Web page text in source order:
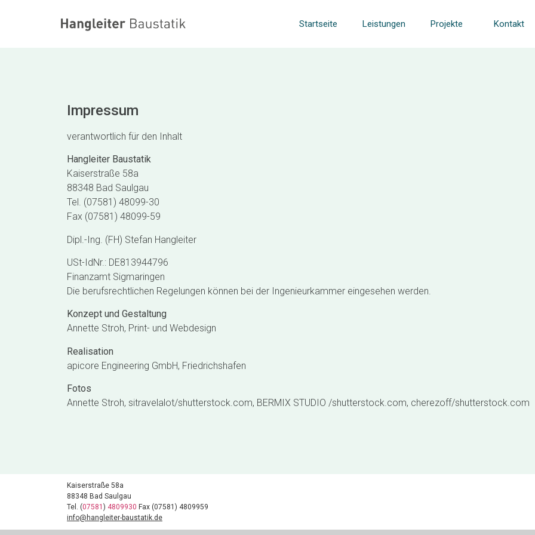
Startseite Leistungen Projekte Kontakt
Impressum
verantwortlich für den Inhalt
Hangleiter Baustatik
Kaiserstraße 58a
88348 Bad Saulgau
Tel. (07581) 48099-30
Fax (07581) 48099-59
Dipl.-Ing. (FH) Stefan Hangleiter
USt-IdNr.: DE813944796
Finanzamt Sigmaringen
Die berufsrechtlichen Regelungen können bei der Ingenieurkammer eingesehen werden.
Konzept und Gestaltung
Annette Stroh, Print- und Webdesign
Realisation
apicore Engineering GmbH, Friedrichshafen
Fotos
Annette Stroh, sitravelalot/shutterstock.com, BERMIX STUDIO /shutterstock.com, cherezoff/shutterstock.com
Kaiserstraße 58a
88348 Bad Saulgau
Tel. (07581 ) 4809930 Fax (07581) 4809959
info@hangleiter-baustatik.de